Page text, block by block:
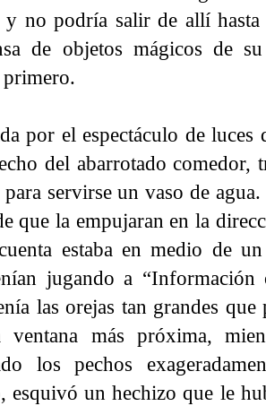
y no podría salir de allí hasta
de objetos mágicos de
primero.
por el espectáculo de luces
del abarrotado comedor,
servirse un vaso de
que la empujaran en la
estaba en medio de
jugando a
las orejas tan grandes
más próxima,
los pechos
esquivó un hechizo que le